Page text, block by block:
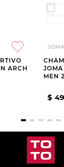
ARCH
JOMA
MEN
$